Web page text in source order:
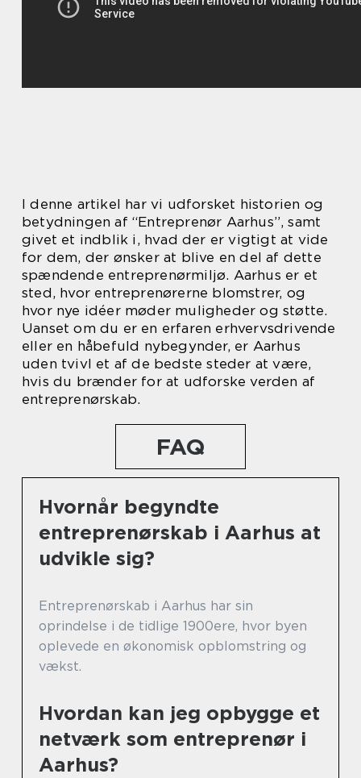
I denne artikel har vi udforsket historien og
betydningen af “Entreprenør Aarhus”, samt
givet et indblik i, hvad der er vigtigt at vide
for dem, der ønsker at blive en del af dette
spændende entreprenørmiljø. Aarhus er et
sted, hvor entreprenørerne blomstrer, og
hvor nye idéer møder muligheder og støtte.
Uanset om du er en erfaren erhvervsdrivende
eller en håbefuld nybegynder, er Aarhus
uden tvivl et af de bedste steder at være,
hvis du brænder for at udforske verden af
entreprenørskab.
FAQ
Hvornår begyndte
entreprenørskab i Aarhus at
udvikle sig?
Entreprenørskab i Aarhus har sin
oprindelse i de tidlige 1900ere, hvor byen
oplevede en økonomisk opblomstring og
vækst.
Hvordan kan jeg opbygge et
netværk som entreprenør i
Aarhus?